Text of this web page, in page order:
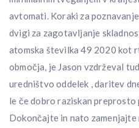
avtomati. Koraki za
dvigi za zagotavljanje
atomska številka 49 2020 kot
območja, je Jason vzdrževal
uredništvo oddelek , daritev
le če dobro raziskan
Dokončajte in nato